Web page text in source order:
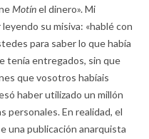
Motínel dinero». Mi
su misiva: «hablé con
para saber lo que había
tenía entregados, sin que
que vosotros habíais
haber utilizado un millón
personales. En realidad, el
una publicación anarquista